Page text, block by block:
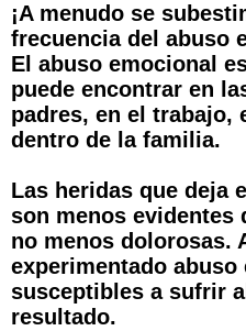
¡A menudo se
frecuencia del abuso
El abuso emocional
puede encontrar en
padres, en el trabajo,
dentro de la familia.
Las heridas que deja
son menos evidentes
no menos dolorosas.
experimentado
susceptibles a sufrir
resultado.